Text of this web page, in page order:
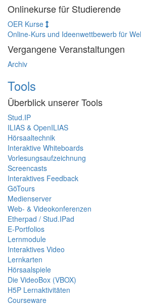
Onlinekurse für Studierende
OER Kurse
Online-Kurs und Ideenwettbewerb für
Vergangene Veranstaltungen
Archiv
Tools
Überblick unserer Tools
Stud.IP
ILIAS & OpenILIAS
Hörsaaltechnik
Interaktive Whiteboards
Vorlesungsaufzeichnung
Screencasts
Interaktives Feedback
GöTours
Medienserver
Web- & Videokonferenzen
Etherpad / Stud.IPad
E-Portfolios
Lernmodule
Interaktives Video
Lernkarten
Hörsaalspiele
Die VideoBox (VBOX)
H5P Lernaktivitäten
Courseware